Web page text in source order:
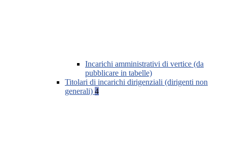
Incarichi amministrativi di vertice (da
pubblicare in tabelle)
Titolari di incarichi dirigenziali (dirigenti non
generali) 4